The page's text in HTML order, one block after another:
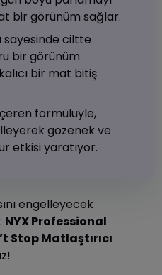
bir görünüm sağlar.
sayesinde ciltte
bir görünüm
bir mat bitiş
formülüyle,
gözenek ve
etkisi yaratıyor.
engelleyecek
NYX Professional
Stop Matlaştırıcı